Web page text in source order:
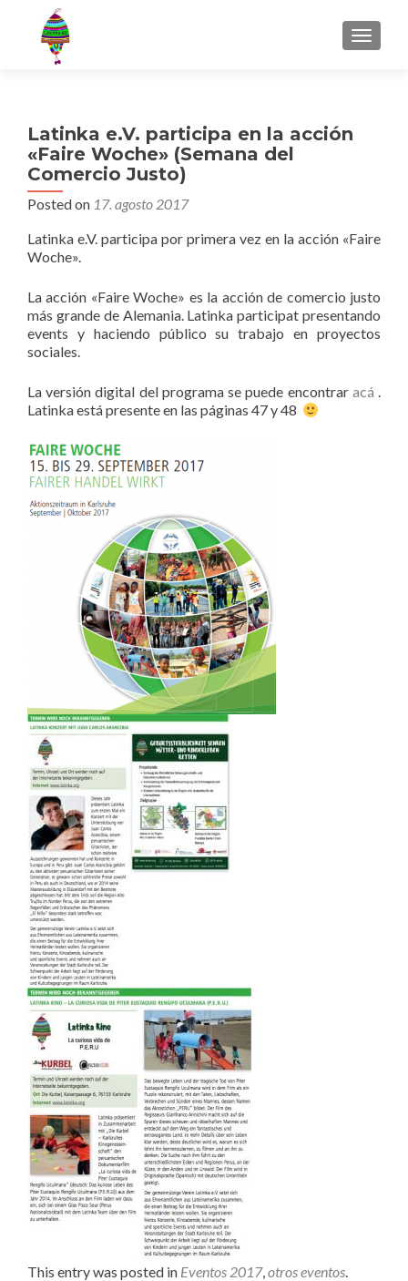
MENU
Latinka e.V. participa en la acción
«Faire Woche» (Semana del
Comercio Justo)
Posted on 17. agosto 2017
Latinka e.V. participa por primera vez en la acción «Faire
Woche».
La acción «Faire Woche» es la acción de comercio justo
más grande de Alemania. Latinka participat presentando
events y haciendo público su trabajo en proyectos
sociales.
La versión digital del programa se puede encontrar acá .
Latinka está presente en las páginas 47 y 48
This entry was posted in Eventos 2017,otros eventos.